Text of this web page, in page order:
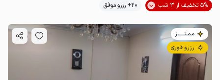
5% تخفیف از 3 شب
20+ رزرو موفق
مـمـتــــــاز
رزرو فوری